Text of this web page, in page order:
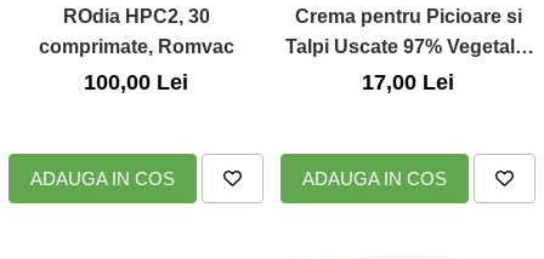
ROdia HPC2, 30
comprimate, Romvac
100,00 Lei
ADAUGA IN COS
Crema pentru Picioare si
Talpi Uscate 97% Vegetala,
50ml
17,00 Lei
ADAUGA IN COS